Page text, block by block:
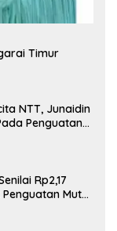
Timur
NTT, Junaidin
Penguatan
Rp2,17
Mutu